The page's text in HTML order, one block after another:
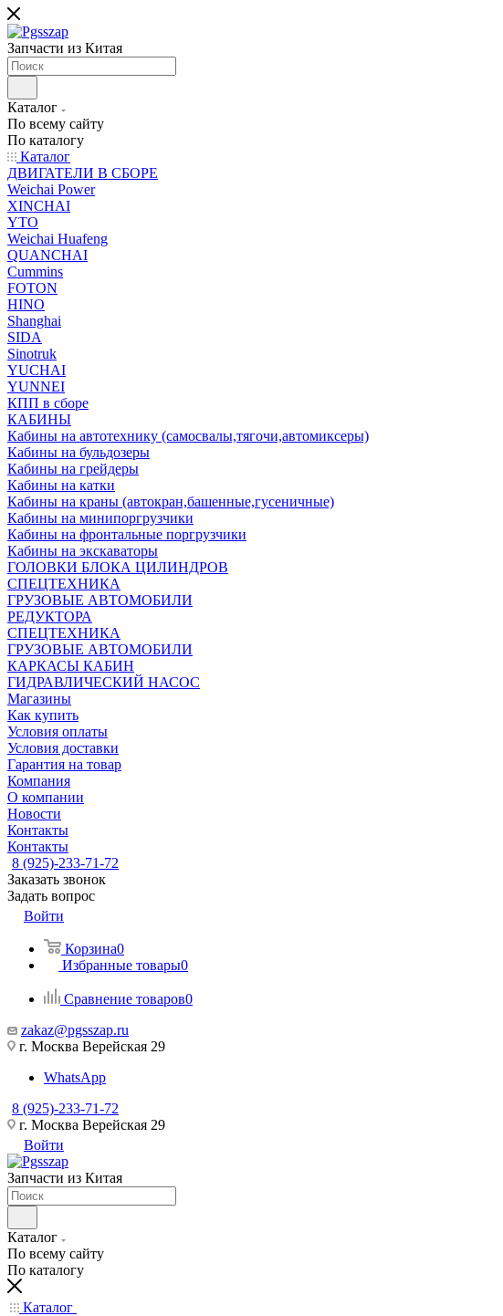
Запчасти из Китая
Каталог
По всему сайту
По каталогу
Каталог
ДВИГАТЕЛИ В СБОРЕ
Weichai Power
XINCHAI
YTO
Weichai Huafeng
QUANCHAI
Cummins
FOTON
HINO
Shanghai
SIDA
Sinotruk
YUCHAI
YUNNEI
КПП в сборе
КАБИНЫ
Кабины на автотехнику (самосвалы,тягочи,автомиксеры)
Кабины на бульдозеры
Кабины на грейдеры
Кабины на катки
Кабины на краны (автокран,башенные,гусеничные)
Кабины на минипоргрузчики
Кабины на фронтальные поргрузчики
Кабины на экскаваторы
ГОЛОВКИ БЛОКА ЦИЛИНДРОВ
СПЕЦТЕХНИКА
ГРУЗОВЫЕ АВТОМОБИЛИ
РЕДУКТОРА
СПЕЦТЕХНИКА
ГРУЗОВЫЕ АВТОМОБИЛИ
КАРКАСЫ КАБИН
ГИДРАВЛИЧЕСКИЙ НАСОС
Магазины
Как купить
Условия оплаты
Условия доставки
Гарантия на товар
Компания
О компании
Новости
Контакты
Контакты
8 (925)-233-71-72
Заказать звонок
Задать вопрос
Войти
Корзина0
Избранные товары0
Сравнение товаров0
zakaz@pgsszap.ru
г. Москва Верейская 29
WhatsApp
8 (925)-233-71-72
г. Москва Верейская 29
Войти
Запчасти из Китая
Каталог
По всему сайту
По каталогу
Каталог